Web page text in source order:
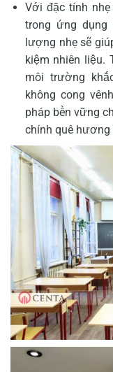
Với đặc tính
trong ứng dụng
lượng nhẹ sẽ
kiệm nhiên liệu.
môi trường
không cong
pháp bền vững
chính quê hương